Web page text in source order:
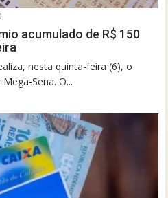
acumulado de R$ 150
nesta quinta-feira (6), o
Sena. O...